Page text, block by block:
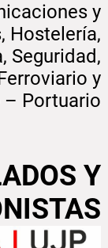
y
Hostelería,
Seguridad,
y
Portuario
Y